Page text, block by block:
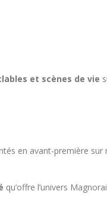
et scènes de vie
en avant-première sur
qu’offre l’univers